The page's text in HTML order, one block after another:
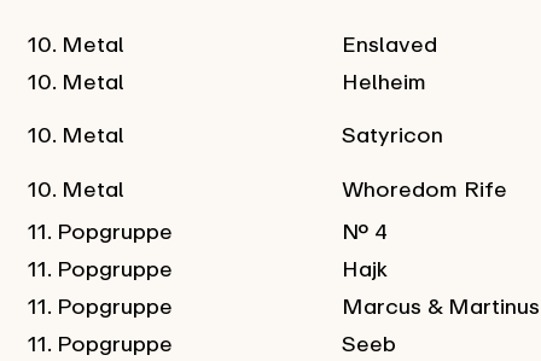
10. Metal
Enslaved
10. Metal
Helheim
10. Metal
Satyricon
10. Metal
Whoredom Rife
11. Popgruppe
No. 4
11. Popgruppe
Hajk
11. Popgruppe
Marcus & Martinus
11. Popgruppe
Seeb